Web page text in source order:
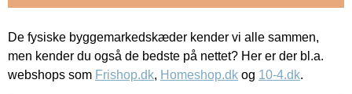
De fysiske byggemarkedskæder kender vi alle sammen,
men kender du også de bedste på nettet? Her er der bl.a.
webshops som Frishop.dk, Homeshop.dk og 10-4.dk.